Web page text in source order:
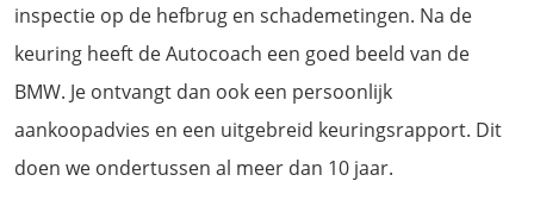
inspectie op de hefbrug en schademetingen. Na de
keuring heeft de Autocoach een goed beeld van de
BMW. Je ontvangt dan ook een persoonlijk
aankoopadvies en een uitgebreid keuringsrapport. Dit
doen we ondertussen al meer dan 10 jaar.